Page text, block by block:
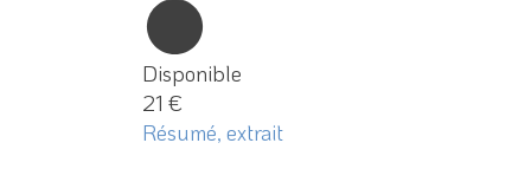
Disponible
21 €
Résumé, extrait